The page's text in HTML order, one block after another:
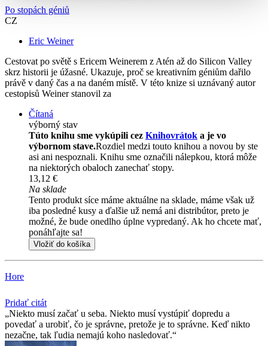
Po stopách géniů
CZ
Eric Weiner
Cestovat po světě s Ericem Weinerem z Atén až do Silicon Valley
skrz historii je úžasné. Ukazuje, proč se kreativním géniům dařilo
právě v daný čas a na daném místě. V této knize si uznávaný autor
cestopisů Weiner stanovil za
Čítaná
výborný stav
Túto knihu sme vykúpili cez Knihovrátok a je vo
výbornom stave.Rozdiel medzi touto knihou a novou by ste
asi ani nespoznali. Knihu sme označili nálepkou, ktorá môže
na niektorých obaloch zanechať stopy.
13,12 €
Na sklade
Tento produkt síce máme aktuálne na sklade, máme však už
iba posledné kusy a ďalšie už nemá ani distribútor, preto je
možné, že bude onedlho úplne vypredaný. Ak ho chcete mať,
ponáhľajte sa!
Vložiť do košíka
Hore
Pridať citát
Niekto musí začať u seba. Niekto musí vystúpiť dopredu a
povedať a urobiť, čo je správne, pretože je to správne. Keď nikto
nezačne, tak ľudia nemajú koho nasledovať.